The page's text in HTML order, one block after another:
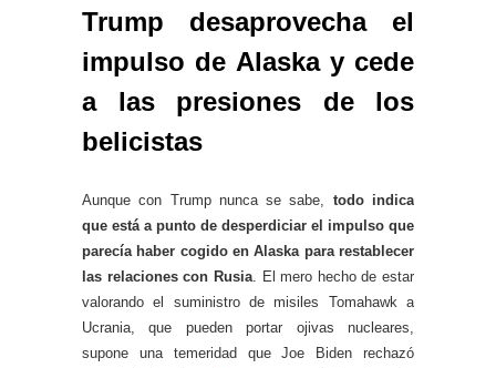
Trump desaprovecha el
impulso de Alaska y cede
a las presiones de los
belicistas
Aunque con Trump nunca se sabe, todo indica
que está a punto de desperdiciar el impulso que
parecía haber cogido en Alaska para restablecer
las relaciones con Rusia. El mero hecho de estar
valorando el suministro de misiles Tomahawk a
Ucrania, que pueden portar ojivas nucleares,
supone una temeridad que Joe Biden rechazó